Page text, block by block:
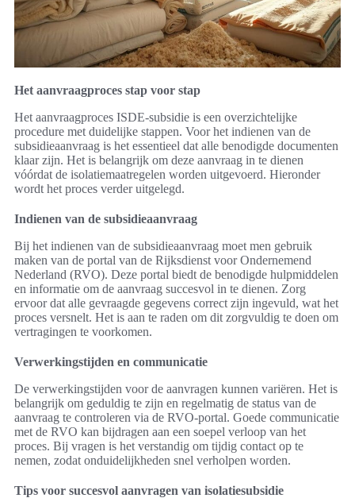
Het aanvraagproces stap voor stap
Het aanvraagproces ISDE-subsidie is een overzichtelijke
procedure met duidelijke stappen. Voor het indienen van de
subsidieaanvraag is het essentieel dat alle benodigde documenten
klaar zijn. Het is belangrijk om deze aanvraag in te dienen
vóórdat de isolatiemaatregelen worden uitgevoerd. Hieronder
wordt het proces verder uitgelegd.
Indienen van de subsidieaanvraag
Bij het indienen van de subsidieaanvraag moet men gebruik
maken van de portal van de Rijksdienst voor Ondernemend
Nederland (RVO). Deze portal biedt de benodigde hulpmiddelen
en informatie om de aanvraag succesvol in te dienen. Zorg
ervoor dat alle gevraagde gegevens correct zijn ingevuld, wat het
proces versnelt. Het is aan te raden om dit zorgvuldig te doen om
vertragingen te voorkomen.
Verwerkingstijden en communicatie
De verwerkingstijden voor de aanvragen kunnen variëren. Het is
belangrijk om geduldig te zijn en regelmatig de status van de
aanvraag te controleren via de RVO-portal. Goede communicatie
met de RVO kan bijdragen aan een soepel verloop van het
proces. Bij vragen is het verstandig om tijdig contact op te
nemen, zodat onduidelijkheden snel verholpen worden.
Tips voor succesvol aanvragen van isolatiesubsidie